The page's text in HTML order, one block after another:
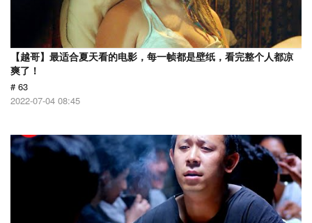
【越哥】最适合夏天看的电影，每一帧都是壁纸，看完整个人都凉
爽了！
# 63
2022-07-04 08:45